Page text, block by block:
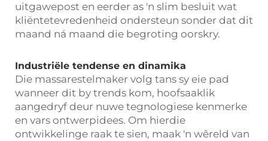
uitgawepost en eerder as 'n slim besluit wat
kliëntetevredenheid ondersteun sonder dat dit
maand ná maand die begroting oorskry.
Industriële tendense en dinamika
Die massarestelmaker volg tans sy eie pad
wanneer dit by trends kom, hoofsaaklik
aangedryf deur nuwe tegnologiese kenmerke
en vars ontwerpidees. Om hierdie
ontwikkelinge raak te sien, maak 'n wêreld van